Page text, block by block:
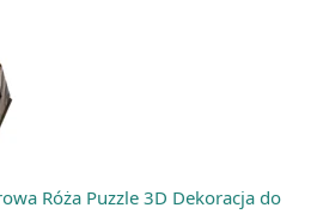
Róża Puzzle 3D Dekoracja do